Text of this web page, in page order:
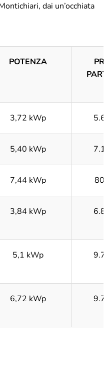
dai un’occhiata
POTENZA
3,72 kWp
5,40 kWp
7,44 kWp
3,84 kWp
5,1 kWp
6,72 kWp